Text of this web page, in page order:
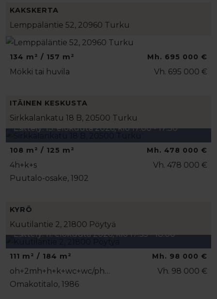
KAKSKERTA
Lemppäläntie 52, 20960 Turku
134 m² / 157 m²
Mökki tai huvila
Mh. 695 000 €
Vh. 695 000 €
ITÄINEN KESKUSTA
Sirkkalankatu 18 B, 20500 Turku
Esittely: 13. elokuuta 2026, klo 17:00 - 17:30
108 m² / 125 m²
4h+k+s
Puutalo-osake, 1902
Mh. 478 000 €
Vh. 478 000 €
KYRÖ
Kuutilantie 2, 21800 Pöytyä
Esittely: 11. elokuuta 2026, klo 17:35 - 18:00
111 m² / 184 m²
oh+2mh+h+k+wc+wc/ph…
Omakotitalo, 1986
Mh. 98 000 €
Vh. 98 000 €